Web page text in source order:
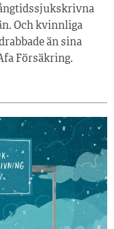
Och kvinnliga
än sina
Försäkring.